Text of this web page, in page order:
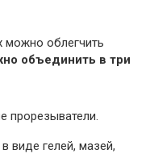
облегчить
объединить в три
прорезыватели.
виде гелей, мазей,